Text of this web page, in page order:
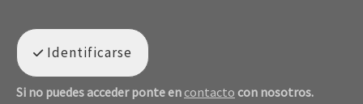
Identificarse
Si no puedes acceder ponte en contacto con nosotros.